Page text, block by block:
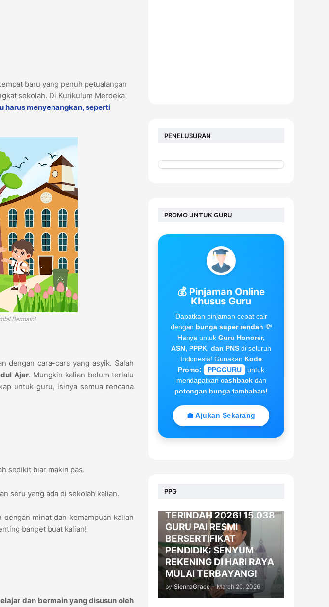
baru yang penuh petualangan
sekolah. Di Kurikulum Merdeka
harus menyenangkan, seperti
Bermain!
dengan cara-cara yang asyik. Salah
Ajar. Mungkin kalian belum terlalu
untuk guru, isinya semua rencana
sedikit biar makin pas.
seru yang ada di sekolah kalian.
minat dan kemampuan kalian
banget buat kalian!
dan bermain yang disusun oleh
PENELUSURAN
PROMO UNTUK GURU
💰 Pinjaman Online
Khusus Guru
Dapatkan pinjaman cepat cair
dengan bunga super rendah 💸
Hanya untuk Guru Honorer,
ASN, PPPK, dan PNS di seluruh
Indonesia! Gunakan Kode
Promo:
PPGGURU
untuk
mendapatkan cashbackdan
potongan bunga tambahan!
💼 Ajukan Sekarang
PPG
BERITA
TERINDAH 2026! 15.038
GURU PAI RESMI
BERSERTIFIKAT
PENDIDIK: SENYUM
REKENING DI HARI RAYA
MULAI TERBAYANG!
by SiennaGrace - March 20, 2026